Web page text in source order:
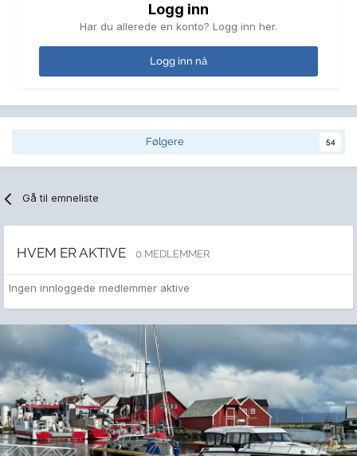
Logg inn
Har du allerede en konto? Logg inn her.
Logg inn nå
Følgere 54
Gå til emneliste
HVEM ER AKTIVE 0 MEDLEMMER
Ingen innloggede medlemmer aktive